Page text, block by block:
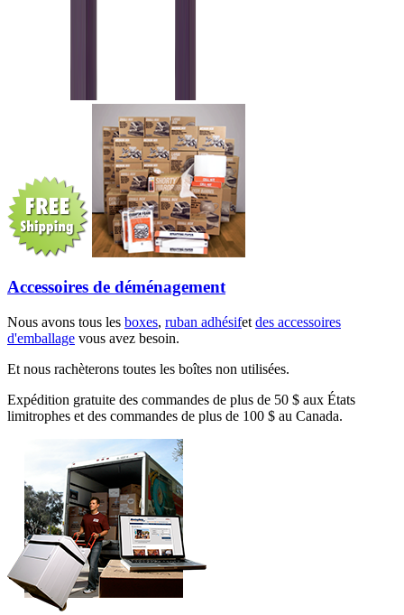
Accessoires de déménagement
Nous avons tous les boxes, ruban adhésifet des accessoires
d'emballage vous avez besoin.
Et nous rachèterons toutes les boîtes non utilisées.
Expédition gratuite des commandes de plus de 50 $ aux États
limitrophes et des commandes de plus de 100 $ au Canada.